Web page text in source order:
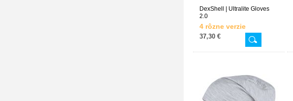
DexShell | Ultralite Gloves
2.0
4 rôzne verzie
37,30 €